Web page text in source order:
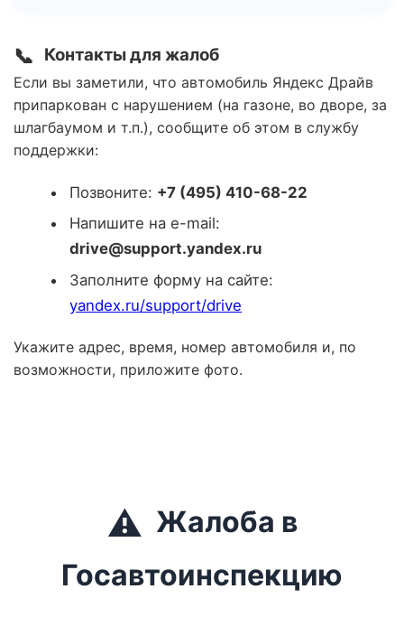
📞 Контакты для жалоб
Если вы заметили, что автомобиль Яндекс Драйв
припаркован с нарушением (на газоне, во дворе, за
шлагбаумом и т.п.), сообщите об этом в службу
поддержки:
Позвоните: +7 (495) 410-68-22
Напишите на e-mail:
drive@support.yandex.ru
Заполните форму на сайте:
yandex.ru/support/drive
Укажите адрес, время, номер автомобиля и, по
возможности, приложите фото.
⚠️ Жалоба в
Госавтоинспекцию